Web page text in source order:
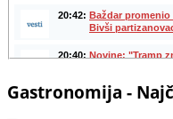
Gastronomija -